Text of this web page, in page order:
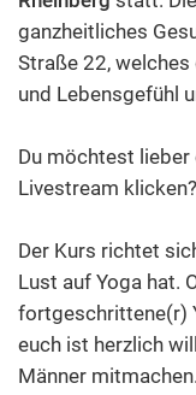
ganzheitliches
Straße 22, welches
und Lebensgefühl
Du möchtest lieber
Livestream
Der Kurs richtet
Lust auf Yoga hat.
fortgeschrittene(r)
euch ist herzlich
Männer mitmachen.